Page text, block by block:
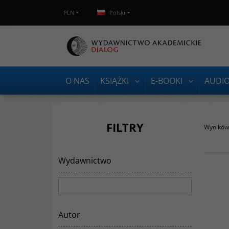
PLN Polski
O NAS KSIĄŻKI E-BOOKI
"Niniejszy podręcznik do nauki współczesnego
Wydawnictwo
Autor: Rogala Jan
FILTRY
Wydawnictwo
Autor